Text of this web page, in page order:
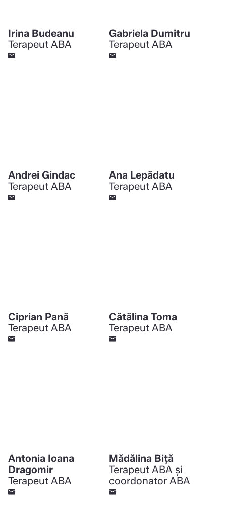
Irina Budeanu
Terapeut ABA
Gabriela Dumitru
Terapeut ABA
Andrei Gindac
Terapeut ABA
Ana Lepădatu
Terapeut ABA
Ciprian Pană
Terapeut ABA
Cătălina Toma
Terapeut ABA
Antonia Ioana
Dragomir
Terapeut ABA
Mădălina Biță
Terapeut ABA și
coordonator ABA